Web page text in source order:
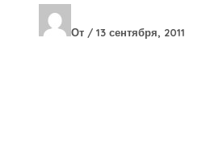
От / 13 сентября, 2011